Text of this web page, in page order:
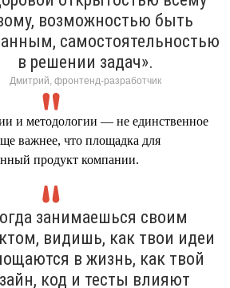
возможностью быть
самостоятельностью
в решении задач».
Дмитрий, фронтенд-разработчик
и методологии — не единственное
важнее, что площадка для
продукт компании.
занимаешься своим
видишь, как твои идеи
в жизнь, как твой
код и тесты влияют